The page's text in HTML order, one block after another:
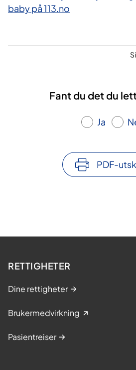
baby på 113.no
Fant du det du
Ja
PDF-
RETTIGHETER
Dine rettigheter
Brukermedvirkning
Pasientreiser